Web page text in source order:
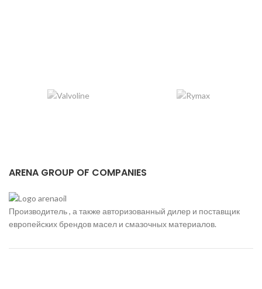
ARENA GROUP OF COMPANIES
Производитель , а также авторизованный дилер и поставщик
европейских брендов масел и смазочных материалов.